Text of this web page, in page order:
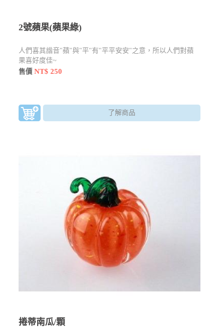
2號蘋果(蘋果綠)
人們喜其諧音"蘋"與"平"有"平平安安"之意，所以人們對蘋
果喜好度佳~
售價NT$ 250
了解商品
捲蒂南瓜/顆